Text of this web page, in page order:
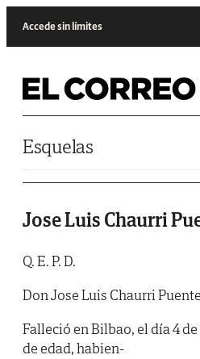
Accede sin límites
Esquelas
Jose Luis Chaurri
Q. E. P. D.
Don Jose Luis Chaurri Puente
Falleció en Bilbao, el día 4
de edad, habien-